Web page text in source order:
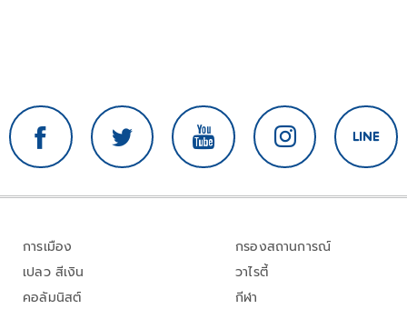
การเมือง
เปลว สีเงิน
คอลัมนิสต์
กรองสถานการณ์
วาไรตี้
กีฬา